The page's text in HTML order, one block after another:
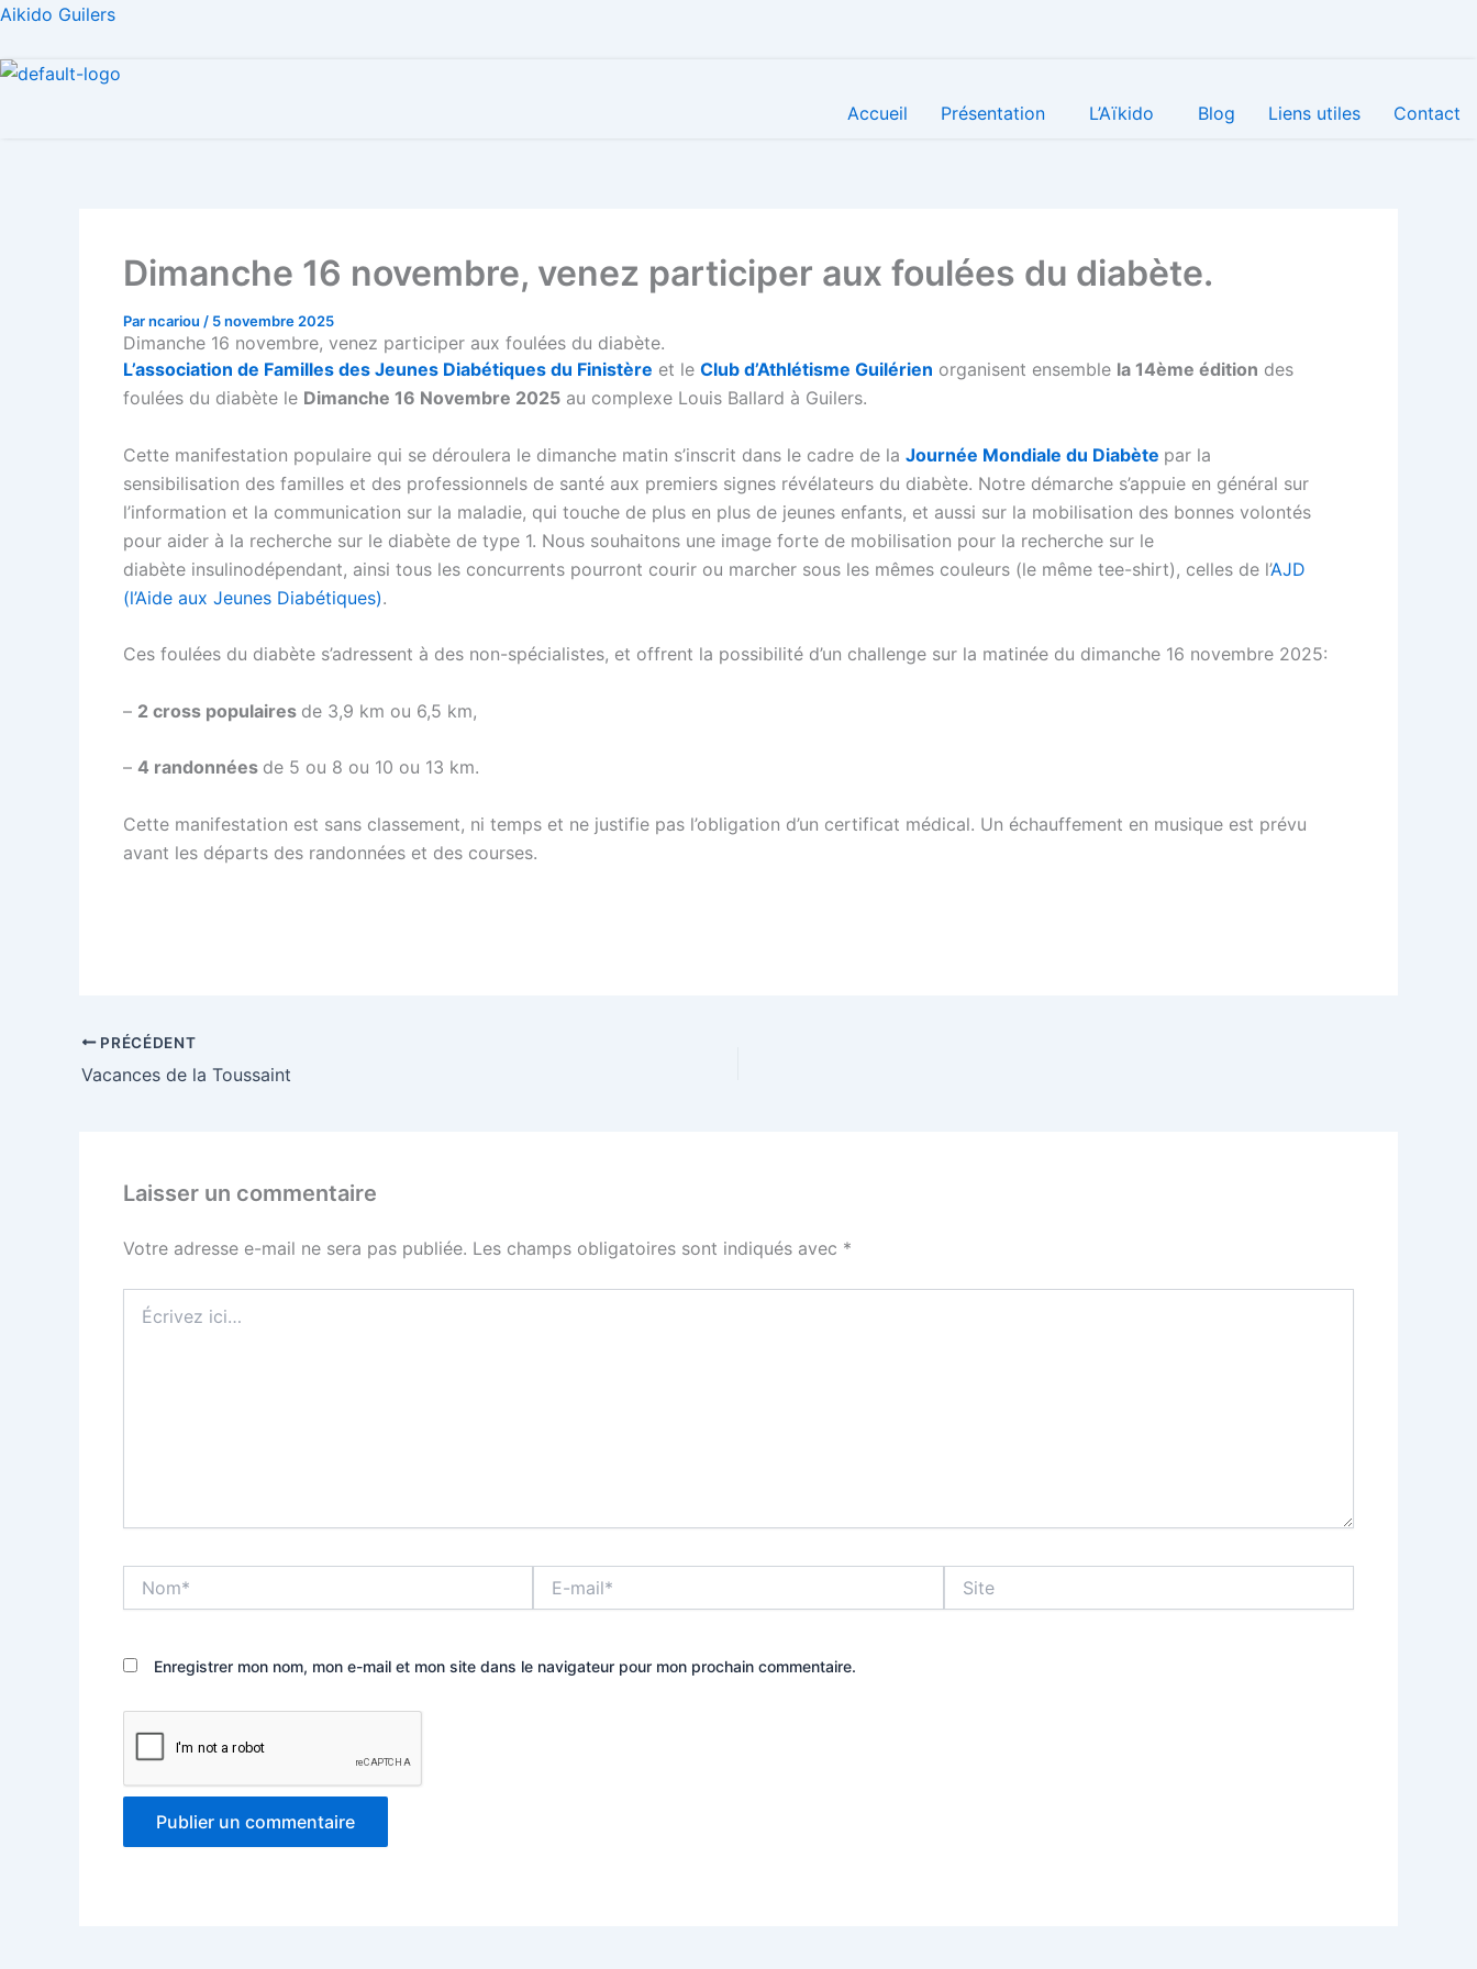
Aller
contenu
Aikido Guilers
Accueil Présentation L’Aïkido Blog Liens utiles Contact
Dimanche 16 novembre, venez participer aux foulées du diabète.
Parncariou / 5 novembre 2025
Dimanche 16 novembre, venez participer aux foulées du diabète.
L’association de Familles des Jeunes Diabétiques du Finistère et le Club d’Athlétisme Guilérien organisent ensemble la 14ème édition des
foulées du diabète le Dimanche 16 Novembre 2025 au complexe Louis Ballard à Guilers.
Cette manifestation populaire qui se déroulera le dimanche matin s’inscrit dans le cadre de la Journée Mondiale du Diabète par la
sensibilisation des familles et des professionnels de santé aux premiers signes révélateurs du diabète. Notre démarche s’appuie en général sur
l’information et la communication sur la maladie, qui touche de plus en plus de jeunes enfants, et aussi sur la mobilisation des bonnes volontés
pour aider à la recherche sur le diabète de type 1. Nous souhaitons une image forte de mobilisation pour la recherche sur le
diabète insulinodépendant, ainsi tous les concurrents pourront courir ou marcher sous les mêmes couleurs (le même tee-shirt), celles de l’AJD
(l’Aide aux Jeunes Diabétiques).
Ces foulées du diabète s’adressent à des non-spécialistes, et offrent la possibilité d’un challenge sur la matinée du dimanche 16 novembre 2025:
– 2 cross populaires de 3,9 km ou 6,5 km,
– 4 randonnées de 5 ou 8 ou 10 ou 13 km.
Cette manifestation est sans classement, ni temps et ne justifie pas l’obligation d’un certificat médical. Un échauffement en musique est prévu
avant les départs des randonnées et des courses.
PRÉCÉDENT
Vacances de la Toussaint
Laisser un commentaire
Votre adresse e-mail ne sera pas publiée. Les champs obligatoires sont indiqués avec *
ici…
mail*
Enregistrer mon nom, mon e-mail et mon site dans le navigateur pour mon prochain commentaire.